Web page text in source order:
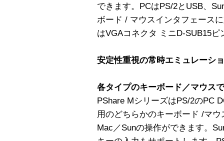
できます。PCはPS/2とUSB、
ボード / マウスインタフェース
はVGAコネクタ ミニD-SUB15ピ
安定性重視の常時エミュレーシ
各タイプのキーボード／マウス
PShare MシリーズはPS/2のPC
用のどちらかのキーボード /マ
Mac／Sunの操作ができます。